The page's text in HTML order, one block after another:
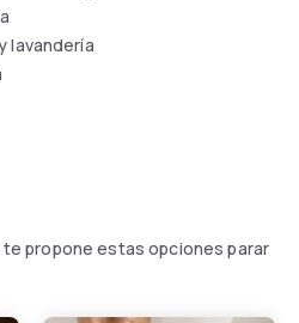
lavandería
te propone estas opciones parar